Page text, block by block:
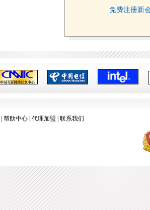
免费注册新
帮助中心 代理加盟 联系我们